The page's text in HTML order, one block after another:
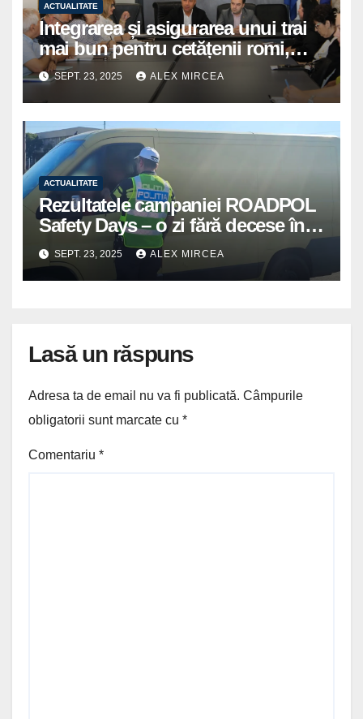
ACTUALITATE
Integrarea și asigurarea unui trai
mai bun pentru cetățenii romi,
prioritate pentru instituțiile
publice giurgiuvene
SEPT. 23, 2025 ALEX MIRCEA
ACTUALITATE
Rezultatele campaniei ROADPOL
Safety Days – o zi fără decese în
trafic
SEPT. 23, 2025 ALEX MIRCEA
Lasă un răspuns
Adresa ta de email nu va fi publicată. Câmpurile
obligatorii sunt marcate cu *
Comentariu *